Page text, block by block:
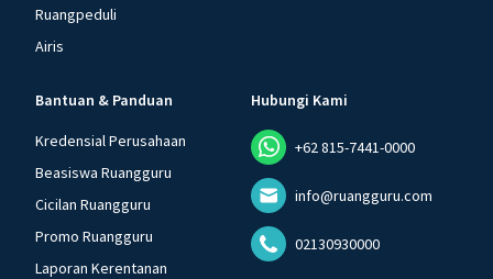
Ruangpeduli
Airis
Bantuan & Panduan
Kredensial Perusahaan
Beasiswa Ruangguru
Cicilan Ruangguru
Promo Ruangguru
Laporan Kerentanan
Hubungi Kami
+62 815-7441-0000
info@ruangguru.com
02130930000